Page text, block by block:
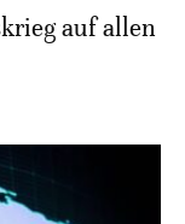
auf allen